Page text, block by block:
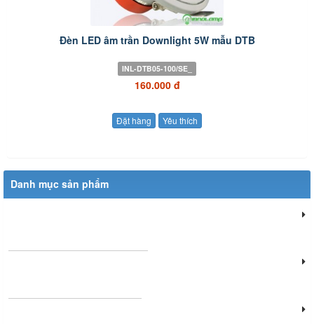
Đèn LED âm trần Downlight 5W mẫu DTB
INL-DTB05-100/SE_
160.000 đ
Đặt hàng Yêu thích
Danh mục sản phẩm